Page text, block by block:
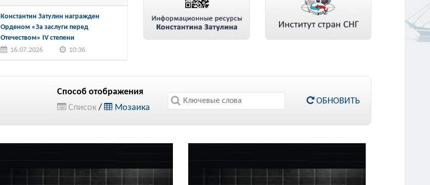
Константин Затулин награжден
Орденом «За заслуги перед
Отечеством» IV степени
16.07.2026
10:36
Способ отображения
Список/ Мозаика
ОБНОВИТЬ